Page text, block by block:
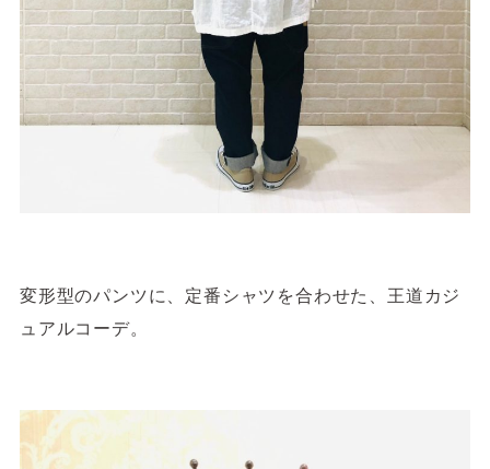
変形型のパンツに、定番シャツを合わせた、王道カジ
ュアルコーデ。